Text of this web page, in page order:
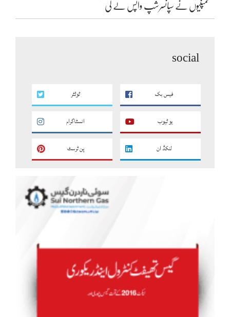
کمپنیوں نے سپانسرشپ واپس لے لی
social
فیس بک ٹوئٹر
یو ٹیوب انسٹاگرام
لنکڈ ان پن ٹرسٹ